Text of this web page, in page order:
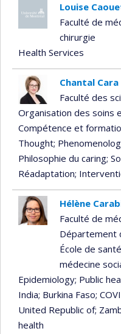
Louise
Faculté de
chirurgie
Health Services
Chantal Cara
Faculté des
Organisation des soins
Compétence et
Thought;
Philosophie du caring;
Réadaptation;
Hélène
Faculté de
Département
École de
médecine
Epidemiology; Public
India; Burkina Faso;
United Republic of;
health